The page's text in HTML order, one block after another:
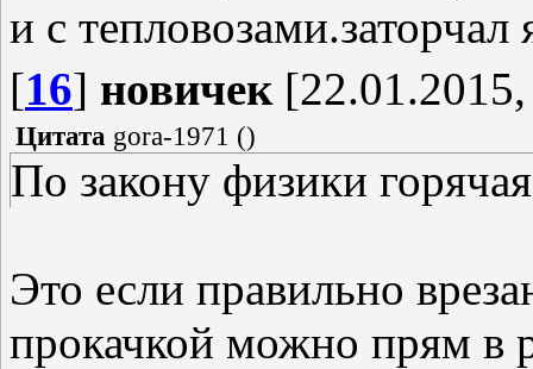
и с
[16] новичек
Цитата gora-1971 ()
По закону физики
Это если правильно
прокачкой можно прям в